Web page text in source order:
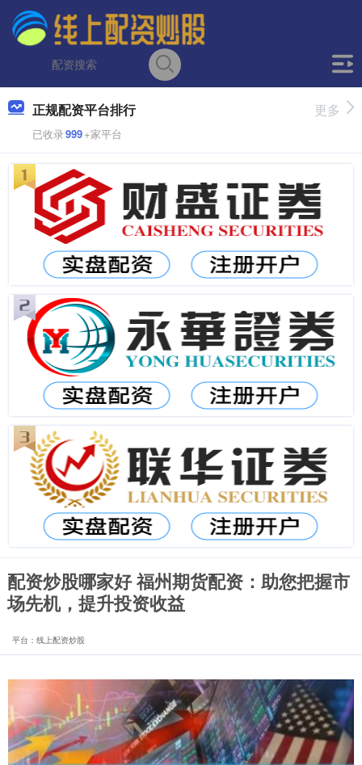
正规配资平台排行
已收录999+家平台
更多
配资炒股哪家好 福州期货配资：助您把握市
场先机，提升投资收益
平台：线上配资炒股